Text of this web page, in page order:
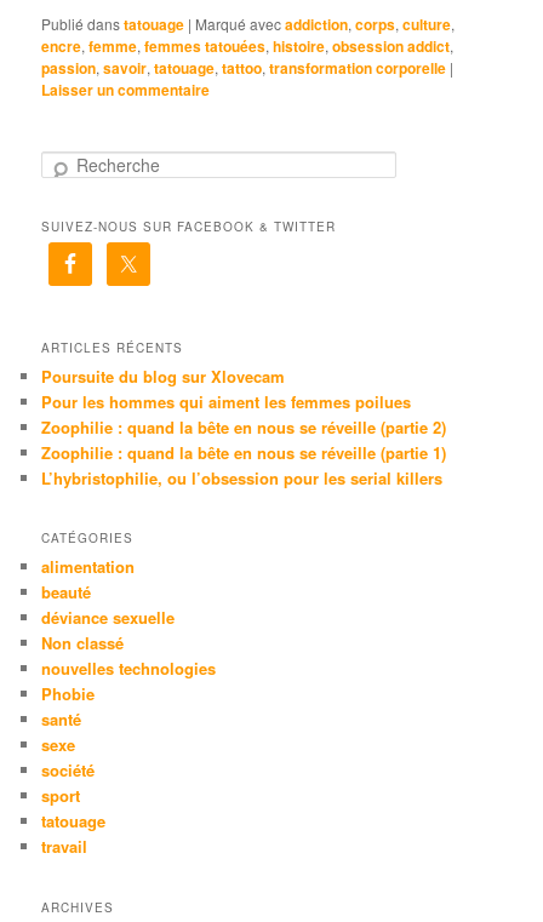
Publié danstatouage | Marqué avecaddiction,corps,culture,
encre,femme,femmes tatouées,histoire,obsession addict,
passion,savoir,tatouage,tattoo,transformation corporelle |
Laisser un commentaire
h
e
SUIVEZ-NOUS SUR FACEBOOK & TWITTER
ARTICLES RÉCENTS
Poursuite du blog sur Xlovecam
Pour les hommes qui aiment les femmes poilues
Zoophilie : quand la bête en nous se réveille (partie 2)
Zoophilie : quand la bête en nous se réveille (partie 1)
L’hybristophilie, ou l’obsession pour les serial killers
CATÉGORIES
alimentation
beauté
déviance sexuelle
Non classé
nouvelles technologies
Phobie
santé
sexe
société
sport
tatouage
travail
ARCHIVES